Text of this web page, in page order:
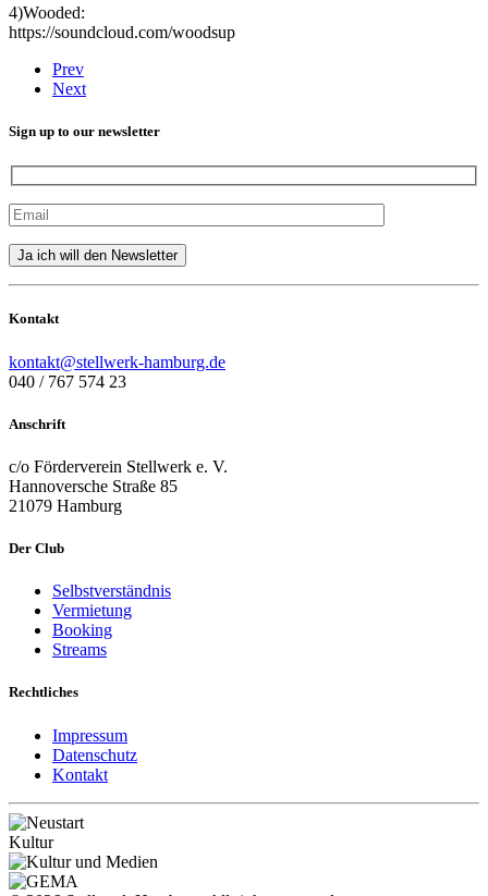
4)Wooded:
https://soundcloud.com/woodsup
Prev
Next
Sign up to our newsletter
Kontakt
kontakt@stellwerk-hamburg.de
040 / 767 574 23
Anschrift
c/o Förderverein Stellwerk e. V.
Hannoversche Straße 85
21079 Hamburg
Der Club
Selbstverständnis
Vermietung
Booking
Streams
Rechtliches
Impressum
Datenschutz
Kontakt